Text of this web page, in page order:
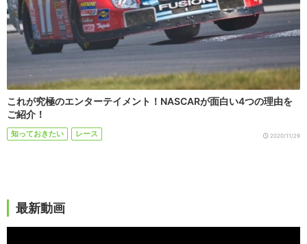
これが究極のエンターテイメント！NASCARが面白い4つの理由を
ご紹介！
知っておきたい レース 2020/11/29
最新動画